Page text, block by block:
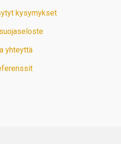
kysymykset
yhteyttä